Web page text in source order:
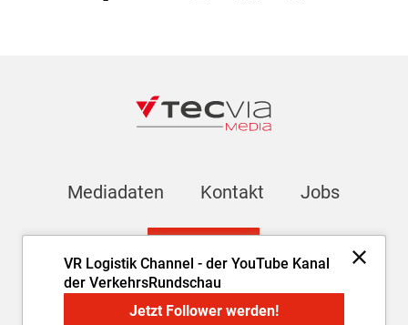
VR Logistik Channel - der YouTube Kanal
der VerkehrsRundschau
Jetzt Follower werden!
Mediadaten Kontakt Jobs
AGB Datenschutz Cookie-Einstellungen